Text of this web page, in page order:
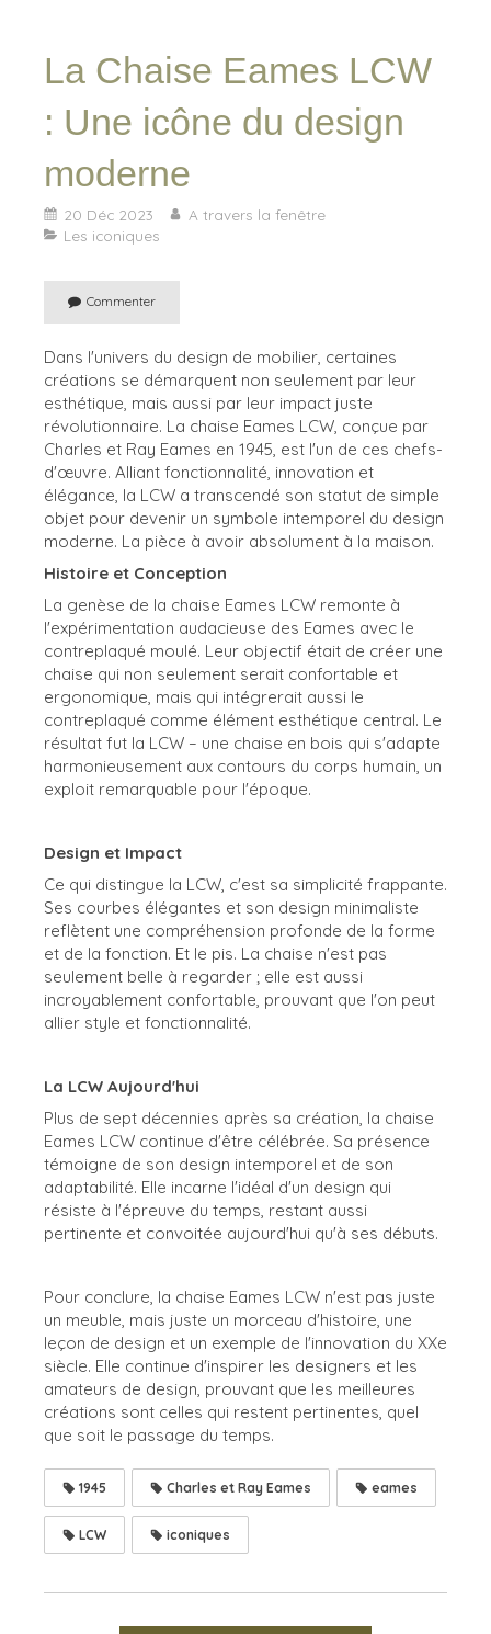
La Chaise Eames LCW
: Une icône du design
moderne
20 Déc 2023
A travers la fenêtre
Les iconiques
Commenter
Dans l'univers du design de mobilier, certaines
créations se démarquent non seulement par leur
esthétique, mais aussi par leur impact juste
révolutionnaire. La chaise Eames LCW, conçue par
Charles et Ray Eames en 1945, est l'un de ces chefs-
d'œuvre. Alliant fonctionnalité, innovation et
élégance, la LCW a transcendé son statut de simple
objet pour devenir un symbole intemporel du design
moderne. La pièce à avoir absolument à la maison.
Histoire et Conception
La genèse de la chaise Eames LCW remonte à
l'expérimentation audacieuse des Eames avec le
contreplaqué moulé. Leur objectif était de créer une
chaise qui non seulement serait confortable et
ergonomique, mais qui intégrerait aussi le
contreplaqué comme élément esthétique central. Le
résultat fut la LCW – une chaise en bois qui s'adapte
harmonieusement aux contours du corps humain, un
exploit remarquable pour l'époque.
Design et Impact
Ce qui distingue la LCW, c'est sa simplicité frappante.
Ses courbes élégantes et son design minimaliste
reflètent une compréhension profonde de la forme
et de la fonction. Et le pis. La chaise n'est pas
seulement belle à regarder ; elle est aussi
incroyablement confortable, prouvant que l'on peut
allier style et fonctionnalité.
La LCW Aujourd'hui
Plus de sept décennies après sa création, la chaise
Eames LCW continue d'être célébrée. Sa présence
témoigne de son design intemporel et de son
adaptabilité. Elle incarne l'idéal d'un design qui
résiste à l'épreuve du temps, restant aussi
pertinente et convoitée aujourd'hui qu'à ses débuts.
Pour conclure, la chaise Eames LCW n'est pas juste
un meuble, mais juste un morceau d'histoire, une
leçon de design et un exemple de l'innovation du XXe
siècle. Elle continue d'inspirer les designers et les
amateurs de design, prouvant que les meilleures
créations sont celles qui restent pertinentes, quel
que soit le passage du temps.
1945 Charles et Ray Eames eames
LCW iconiques